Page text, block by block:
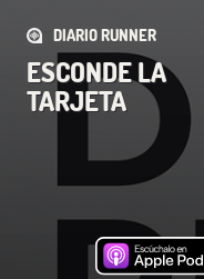
DIARIO RUNNER
ESCONDE LA
TARJETA